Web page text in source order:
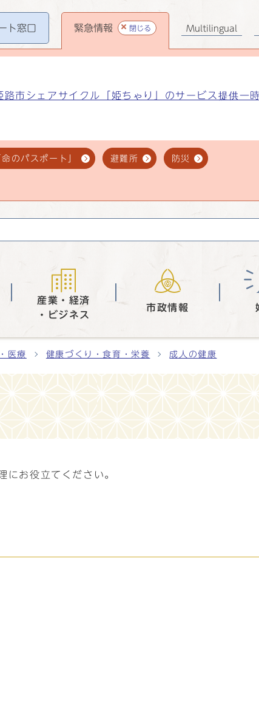
ト窓口 緊急情報 閉じる
路市シェアサイクル「姫ちゃり」のサービス提供一
のパスポート」 避難所 防災
Multilingual
産業・経済
・ビジネス
市政情報
医療 健康づくり・食育・栄養 成人の健康
にお役立てください。